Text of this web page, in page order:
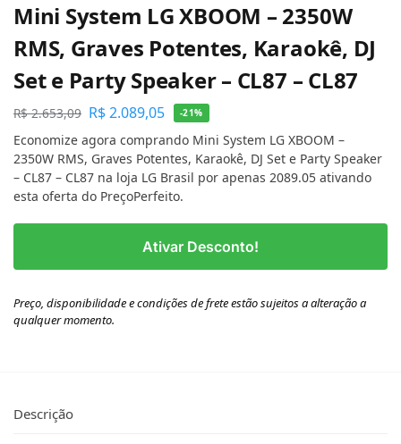
Mini System LG XBOOM – 2350W
RMS, Graves Potentes, Karaokê, DJ
Set e Party Speaker – CL87 – CL87
R$2.653,09 R$2.089,05 -21%
Economize agora comprando Mini System LG XBOOM –
2350W RMS, Graves Potentes, Karaokê, DJ Set e Party Speaker
– CL87 – CL87 na loja LG Brasil por apenas 2089.05 ativando
esta oferta do PreçoPerfeito.
Ativar Desconto!
Preço, disponibilidade e condições de frete estão sujeitos a alteração a
qualquer momento.
Descrição